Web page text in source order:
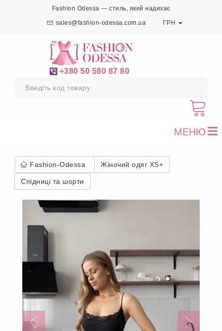
Fashion Odessa — стиль, який надихає
sales@fashion-odessa.com.ua ГРН
+380 50 580 87 80
МЕНЮ
Fashion-Odessa Жіночий одяг XS+
Спідниці та шорти